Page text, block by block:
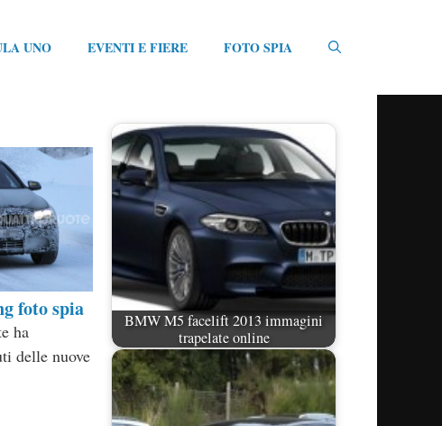
UNO EVENTI E FIERE FOTO SPIA
foto spia
ha
delle nuove
BMW M5 facelift 2013 immagini
trapelate online